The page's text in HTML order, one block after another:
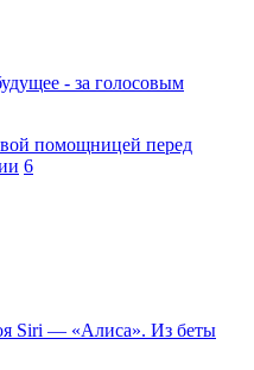
- за голосовым
помощницей перед
6
Siri — «Алиса». Из беты